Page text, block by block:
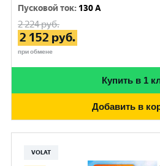
Пусковой ток: 130 A
2 224руб.
2 152 руб.
при обмене
Купить в 1
Добавить в
VOLAT